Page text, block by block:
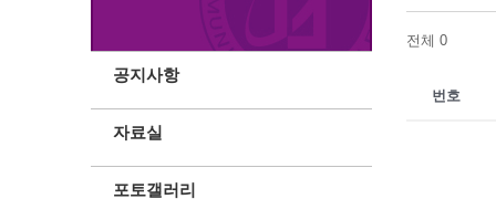
전체 0
번호
공지사항
자료실
포토갤러리